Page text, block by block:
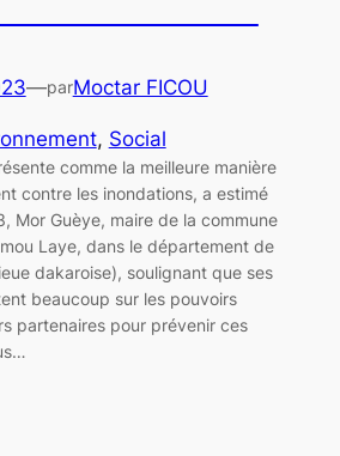
—parMoctar FICOU
, Social
comme la meilleure manière
contre les inondations, a estimé
Mor Guèye, maire de la commune
Laye, dans le département de
dakaroise), soulignant que ses
beaucoup sur les pouvoirs
partenaires pour prévenir ces